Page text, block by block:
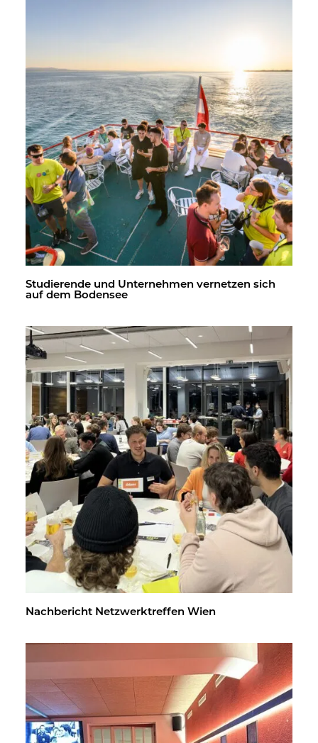
Stu­die­ren­de und Un­ter­neh­men ver­net­zen sich
auf dem Bo­den­see
Nach­be­richt Netz­werk­tref­fen Wien